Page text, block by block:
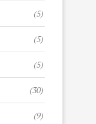
(5)
(5)
(5)
(30)
(9)